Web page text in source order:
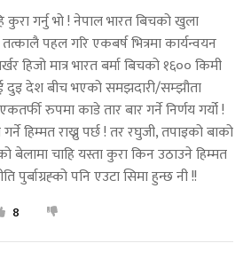
गर्नु भो ! नेपाल भारत बिचको खुला
तत्कालै पहल गरि एकबर्ष भित्रमा कार्यन्वयन
हिजो मात्र भारत बर्मा बिचको १६०० किमी
दुइ देश बीच भएको समझदारी/सम्झौता
रुपमा काडे तार बार गर्ने निर्णय गर्यो !
हिम्मत राख्नु पर्छ ! तर रघुजी, तपाइको बाको
बेलामा चाहि यस्ता कुरा किन उठाउने हिम्मत
पुर्बाग्रह्को पनि एउटा सिमा हुन्छ नी !!
8